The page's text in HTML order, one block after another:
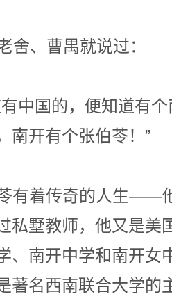
艺术家老舍、
道有个南开
不知，南开
生——他当过
私墅教师，他又是美
、南开中学和南开女
名西南联合大学的